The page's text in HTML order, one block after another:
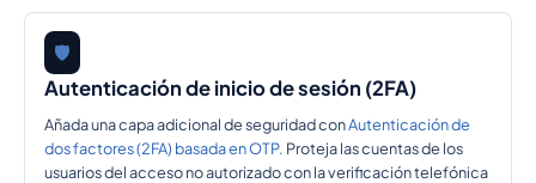
🛡️
Autenticación de inicio de sesión (2FA)
Añada una capa adicional de seguridad conAutenticación de
dos factores (2FA) basada en OTP. Proteja las cuentas de los
usuarios del acceso no autorizado con la verificación telefónica